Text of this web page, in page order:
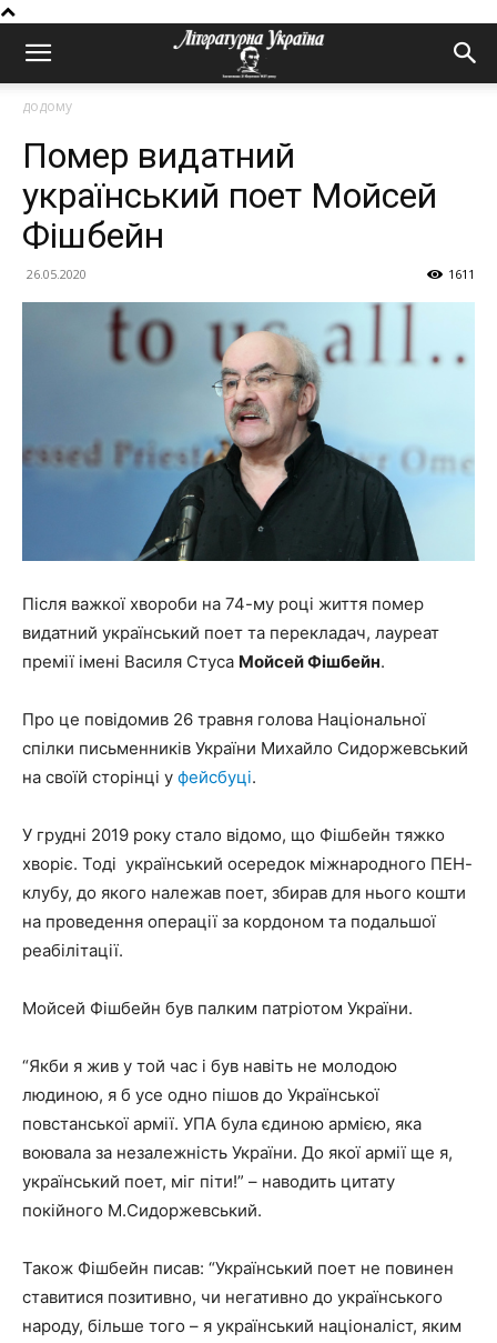
додому
Помер видатний
український поет Мойсей
Фішбейн
26.05.2020 1611
Після важкої хвороби на 74-му році життя помер
видатний український поет та перекладач, лауреат
премії імені Василя Стуса Мойсей Фішбейн.
Про це повідомив 26 травня голова Національної
спілки письменників України Михайло Сидоржевський
на своїй сторінці у фейсбуці.
У грудні 2019 року стало відомо, що Фішбейн тяжко
хворіє. Тоді український осередок міжнародного ПЕН-
клубу, до якого належав поет, збирав для нього кошти
на проведення операції за кордоном та подальшої
реабілітації.
Мойсей Фішбейн був палким патріотом України.
“Якби я жив у той час і був навіть не молодою
людиною, я б усе одно пішов до Української
повстанської армії. УПА була єдиною армією, яка
воювала за незалежність України. До якої армії ще я,
український поет, міг піти!” – наводить цитату
покійного М.Сидоржевський.
Також Фішбейн писав: “Український поет не повинен
ставитися позитивно, чи негативно до українського
народу, більше того – я український націоналіст, яким